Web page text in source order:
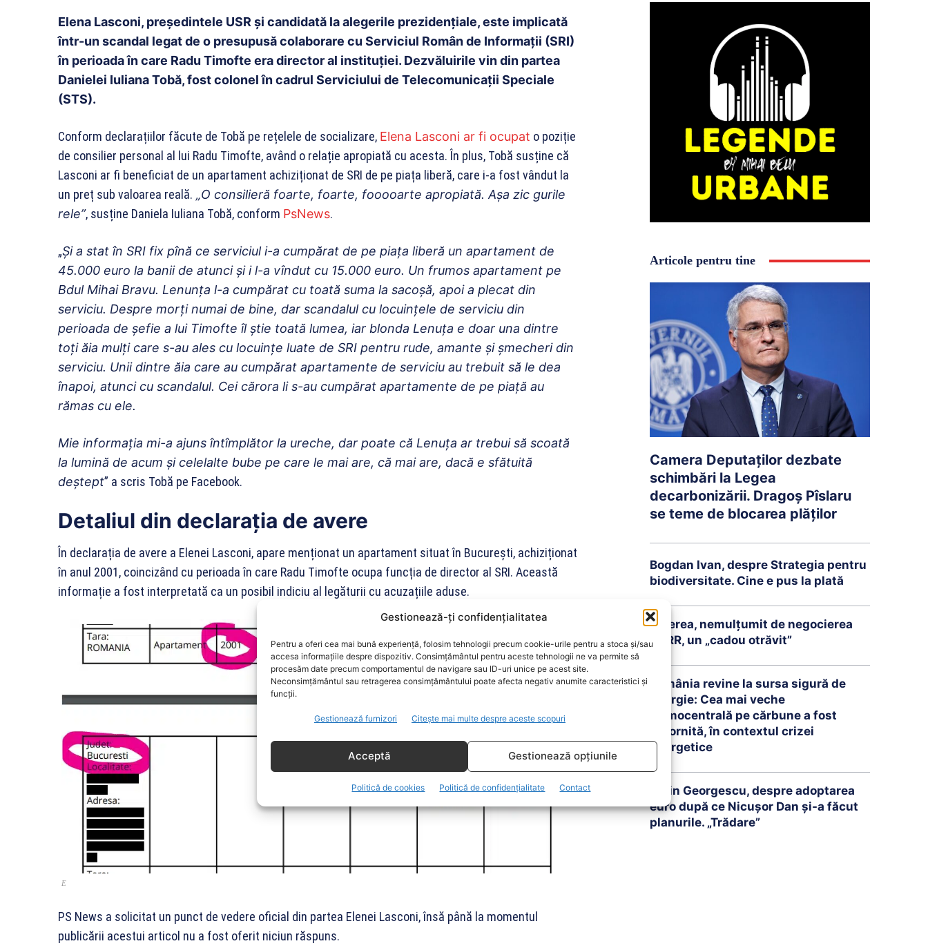
Gestionează-ți confidențialitatea
Pentru a oferi cea mai bună experiență, folosim tehnologii precum cookie-urile pentru a stoca și/sau
accesa informațiile despre dispozitiv. Consimțământul pentru aceste tehnologii ne va permite să
procesăm date precum comportamentul de navigare sau ID-uri unice pe acest site.
Neconsimțământul sau retragerea consimțământului poate afecta negativ anumite caracteristici și
funcții.
Gestionează furnizori Citește mai multe despre aceste scopuri
Acceptă Gestionează opțiunile
Politică de cookies Politică de confidențialitate Contact
Elena Lasconi, președintele USR și candidată la alegerile prezidențiale, este implicată
într-un scandal legat de o presupusă colaborare cu Serviciul Român de Informații (SRI)
în perioada în care Radu Timofte era director al instituției. Dezvăluirile vin din partea
Danielei Iuliana Tobă, fost colonel în cadrul Serviciului de Telecomunicații Speciale
(STS).
Conform declarațiilor făcute de Tobă pe rețelele de socializare, Elena Lasconi ar fi ocupat o poziție
de consilier personal al lui Radu Timofte, având o relație apropiată cu acesta. În plus, Tobă susține că
Lasconi ar fi beneficiat de un apartament achiziționat de SRI de pe piața liberă, care i-a fost vândut la
un preț sub valoarea reală. „O consilieră foarte, foarte, fooooarte apropiată. Aşa zic gurile
rele”, susține Daniela Iuliana Tobă, conform PsNews.
„Şi a stat în SRI fix pînă ce serviciul i-a cumpărat de pe piaţa liberă un apartament de
45.000 euro la banii de atunci şi i l-a vîndut cu 15.000 euro. Un frumos apartament pe
Bdul Mihai Bravu. Lenunţa l-a cumpărat cu toată suma la sacoşă, apoi a plecat din
serviciu. Despre morţi numai de bine, dar scandalul cu locuinţele de serviciu din
perioada de şefie a lui Timofte îl ştie toată lumea, iar blonda Lenuţa e doar una dintre
toţi ăia mulţi care s-au ales cu locuinţe luate de SRI pentru rude, amante şi şmecheri din
serviciu. Unii dintre ăia care au cumpărat apartamente de serviciu au trebuit să le dea
înapoi, atunci cu scandalul. Cei cărora li s-au cumpărat apartamente de pe piaţă au
rămas cu ele.
Mie informaţia mi-a ajuns întîmplător la ureche, dar poate că Lenuţa ar trebui să scoată
la lumină de acum şi celelalte bube pe care le mai are, că mai are, dacă e sfătuită
deştept” a scris Tobă pe Facebook.
Detaliul din declarația de avere
În declarația de avere a Elenei Lasconi, apare menționat un apartament situat în București, achiziționat
în anul 2001, coincizând cu perioada în care Radu Timofte ocupa funcția de director al SRI. Această
informație a fost interpretată ca un posibil indiciu al legăturii cu acuzațiile aduse.
E
PS News a solicitat un punct de vedere oficial din partea Elenei Lasconi, însă până la momentul
publicării acestui articol nu a fost oferit niciun răspuns.
Articole pentru tine
Camera Deputaților dezbate
schimbări la Legea
decarbonizării. Dragoș Pîslaru
se teme de blocarea plăților
Bogdan Ivan, despre Strategia pentru
biodiversitate. Cine e pus la plată
Piperea, nemulțumit de negocierea
PNRR, un „cadou otrăvit”
România revine la sursa sigură de
energie: Cea mai veche
termocentrală pe cărbune a fost
repornită, în contextul crizei
energetice
Călin Georgescu, despre adoptarea
euro după ce Nicușor Dan și-a făcut
planurile. „Trădare”